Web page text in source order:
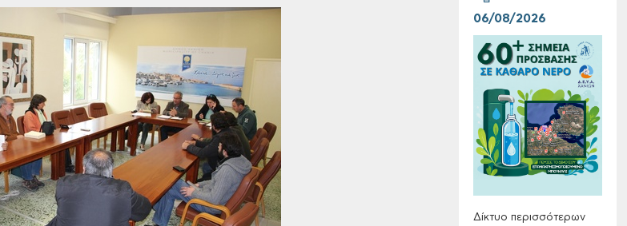
Επαναλειτουργία
του συστήματος
SeaTrac στην
παραλία του Αγίου
Ονουφρίου
06/08/2026
Δίκτυο περισσότερων
με